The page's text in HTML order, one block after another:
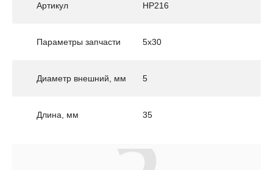
Артикул HP216
Параметры запчасти 5x30
Диаметр внешний, мм 5
Длина, мм 35